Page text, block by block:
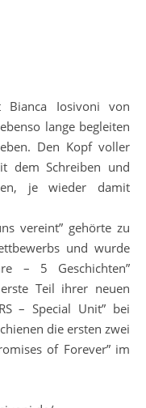
Bianca Iosivoni von
lange begleiten
Den Kopf voller
dem Schreiben und
je wieder damit
vereint” gehörte zu
und wurde
– 5 Geschichten”
Teil ihrer neuen
– Special Unit” bei
die ersten zwei
of Forever” im